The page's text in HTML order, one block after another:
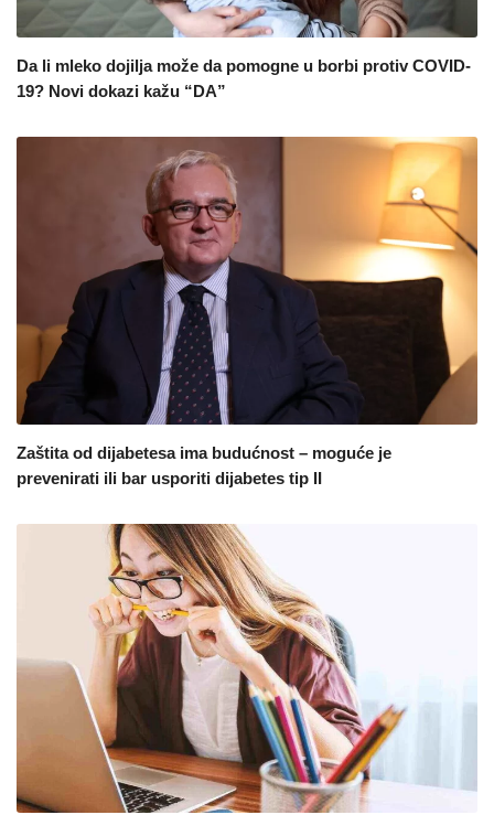
Da li mleko dojilja može da pomogne u borbi protiv COVID-
19? Novi dokazi kažu “DA”
Zaštita od dijabetesa ima budućnost – moguće je
prevenirati ili bar usporiti dijabetes tip II